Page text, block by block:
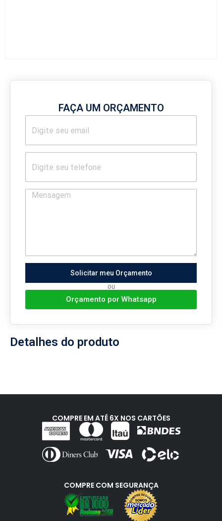
FAÇA UM ORÇAMENTO
Solicitar meu Orçamento
ou
Orçamento por Whatsapp
Detalhes do produto
COMPRE EM ATÉ 6X NOS CARTÕES
COMPRE COM SEGURANÇA